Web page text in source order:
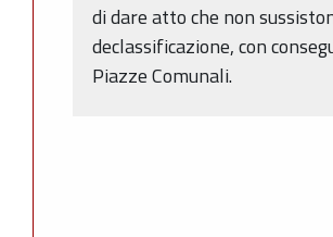
di dare atto che non
declassificazione, con
Piazze Comunali.